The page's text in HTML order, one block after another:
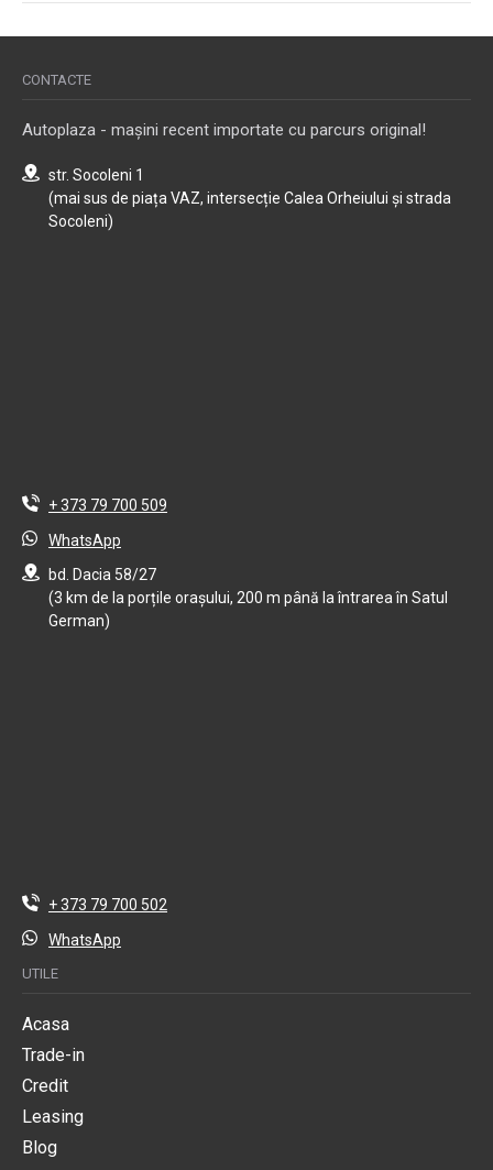
CONTACTE
Autoplaza - mașini recent importate cu parcurs original!
str. Socoleni 1
(mai sus de piața VAZ, intersecție Calea Orheiului și strada
Socoleni)
+ 373 79 700 509
WhatsApp
bd. Dacia 58/27
(3 km de la porțile orașului, 200 m până la întrarea în Satul
German)
+ 373 79 700 502
WhatsApp
UTILE
Acasa
Trade-in
Credit
Leasing
Blog